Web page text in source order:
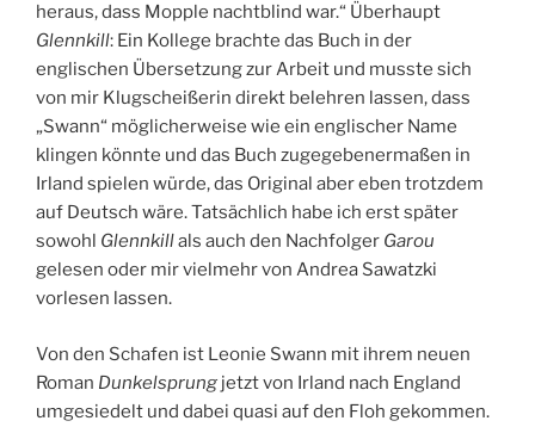
heraus, dass Mopple nachtblind war.“ Überhaupt
Glennkill: Ein Kollege brachte das Buch in der
englischen Übersetzung zur Arbeit und musste sich
von mir Klugscheißerin direkt belehren lassen, dass
„Swann“ möglicherweise wie ein englischer Name
klingen könnte und das Buch zugegebenermaßen in
Irland spielen würde, das Original aber eben trotzdem
auf Deutsch wäre. Tatsächlich habe ich erst später
sowohl Glennkillals auch den Nachfolger Garou
gelesen oder mir vielmehr von Andrea Sawatzki
vorlesen lassen.
Von den Schafen ist Leonie Swann mit ihrem neuen
Roman Dunkelsprung jetzt von Irland nach England
umgesiedelt und dabei quasi auf den Floh gekommen.